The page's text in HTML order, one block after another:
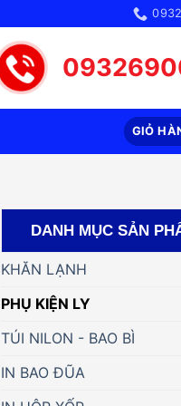
GIỎ
DANH MỤC SẢN
KHĂN LẠNH
PHỤ KIỆN LY
TÚI NILON - BAO BÌ
IN BAO ĐŨA